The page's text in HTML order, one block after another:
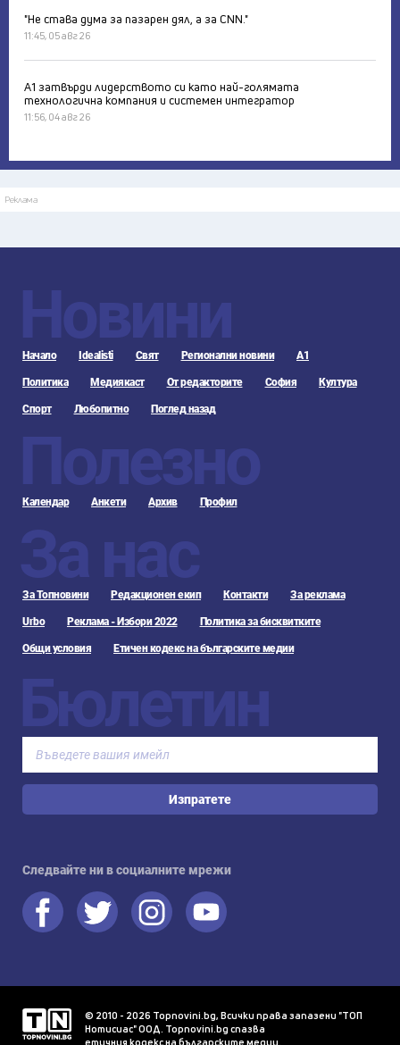
"Не става дума за пазарен дял, а за CNN."
11:45, 05 авг 26
А1 затвърди лидерството си като най-голямата
технологична компания и системен интегратор
11:56, 04 авг 26
Реклама
Новини
Начало Idealisti Свят Регионални новини А1
Политика Медиякаст От редакторите София Култура
Спорт Любопитно Поглед назад
Полезно
Календар Анкети Архив Профил
За нас
За Топновини Редакционен екип Контакти За реклама
Urbo Реклама - Избори 2022 Политика за бисквитките
Общи условия Етичен кодекс на българските медии
Бюлетин
Изпратете
Следвайте ни в социалните мрежи
© 2010 - 2026 Topnovini.bg, Всички права запазени "ТОП
Нотисиас" ООД. Topnovini.bg спазва
етичния кодекс на българските медии